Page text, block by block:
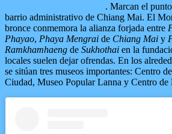
. Marcan el
barrio administrativo de Chiang Mai. El
bronce conmemora la alianza forjada entre
Phayao, Phaya Mengrai de Chiang Mai y
Ramkhamhaeng de Sukhothai en la
locales suelen dejar ofrendas. En los
se sitúan tres museos importantes: Centro
Ciudad, Museo Popular Lanna y Centro de